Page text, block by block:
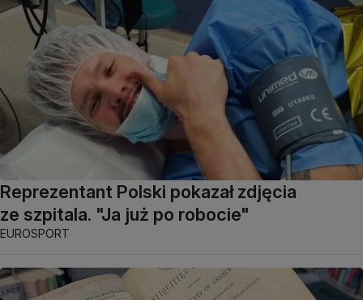
Reprezentant Polski pokazał zdjęcia
ze szpitala. "Ja już po robocie"
EUROSPORT